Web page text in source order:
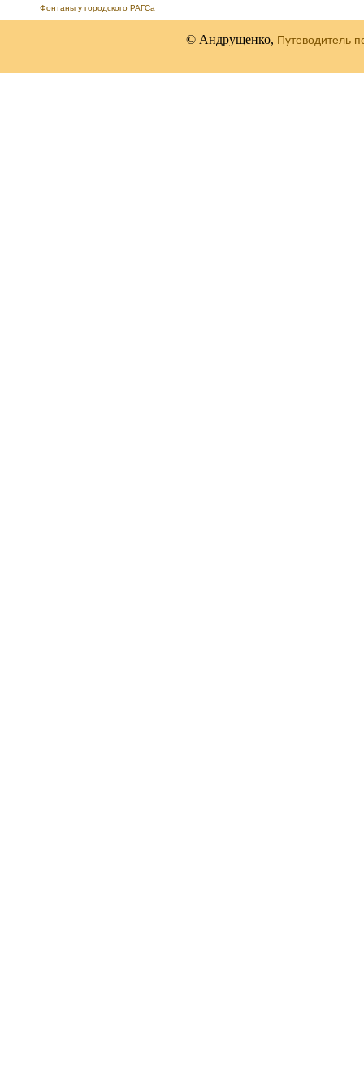
Фонтаны у городского РАГСа
© Андрущенко, Путеводитель